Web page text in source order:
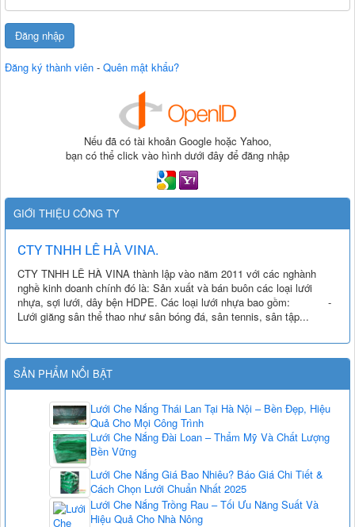
Đăng ký thành viên - Quên mật khẩu?
Nếu đã có tài khoản Google hoặc Yahoo,
bạn có thể click vào hình dưới đây để đăng nhập
GIỚI THIỆU CÔNG TY
CTY TNHH LÊ HÀ VINA.
CTY TNHH LÊ HÀ VINA thành lập vào năm 2011 với các nghành
nghề kinh doanh chính đó là: Sản xuất và bán buôn các loại lưới
nhựa, sợi lưới, dây bện HDPE. Các loại lưới nhựa bao gồm: -
Lưới giăng sân thể thao như sân bóng đá, sân tennis, sân tập...
SẢN PHẨM NỔI BẬT
Lưới Che Nắng Thái Lan Tại Hà Nội – Bền Đẹp, Hiệu
Quả Cho Mọi Công Trình
Lưới Che Nắng Đài Loan – Thẩm Mỹ Và Chất Lượng
Bền Vững
Lưới Che Nắng Giá Bao Nhiêu? Báo Giá Chi Tiết &
Cách Chọn Lưới Chuẩn Nhất 2025
Lưới Che Nắng Trồng Rau – Tối Ưu Năng Suất Và
Hiệu Quả Cho Nhà Nông